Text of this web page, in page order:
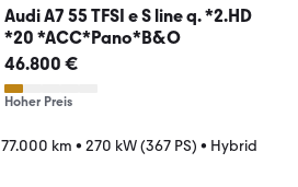
Audi A7 55 TFSI e S line q. *2.HD
*20 *ACC*Pano*B&O
46.800 €
Hoher Preis
77.000 km • 270 kW (367 PS) • Hybrid